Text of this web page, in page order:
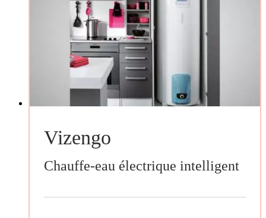
Vizengo
Chauffe-eau électrique intelligent